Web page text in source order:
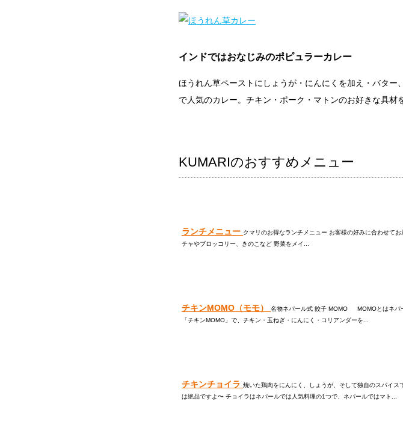
インドではおなじみのポピュラーカレー
ほうれん草ペーストにしょうが・にんにくを加え・バタ
で人気のカレー。チキン・ポーク・マトンのお好きな具材
KUMARIのおすすめメニュー
ランチメニュー クマリのお得なランチメニュー お客様の好みに合わせ
チャやブロッコリー、きのこなど 野菜をメイ...
チキンMOMO（モモ）
名物ネパール式 餃子 MOMO MOMOとはネパ
「チキンMOMO」で、チキン・玉ねぎ・にんにく・コリアンダーを...
チキンチョイラ 焼いた鶏肉をにんにく、しょうが、そして独自のスパイ
は絶品ですよ〜 チョイラはネパールでは人気料理の1つで、ネパールではマト...